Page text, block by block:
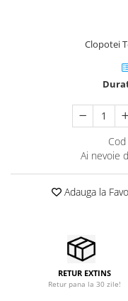
Capsule de microfon
Microfoane de
Microfoane de
Microfoane de masurare
Microfoane de studio
Microfoane de Suprafata
Microfoane de voce si
Microfoane pt Camere
Microfoane pt instalatii si
Clopotei
Ai nevoie
Adauga la
RETUR EXTINS
Retur pana la 30 zile!